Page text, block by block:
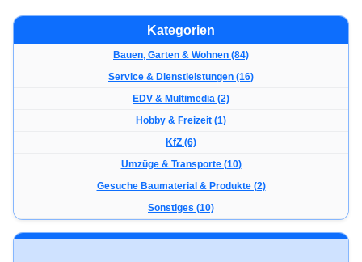
Kategorien
Bauen, Garten & Wohnen (84)
Service & Dienstleistungen (16)
EDV & Multimedia (2)
Hobby & Freizeit (1)
KfZ (6)
Umzüge & Transporte (10)
Gesuche Baumaterial & Produkte (2)
Sonstiges (10)